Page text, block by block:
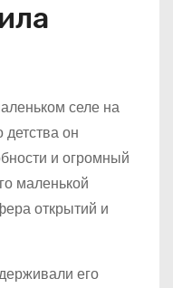
селе на
он
и огромный
маленькой
открытий и
его